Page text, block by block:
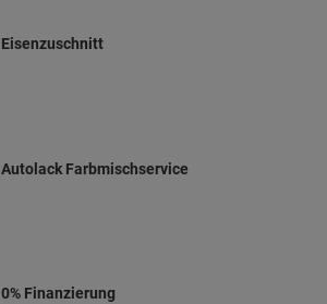
Eisenzuschnitt
Autolack Farbmischservice
0% Finanzierung